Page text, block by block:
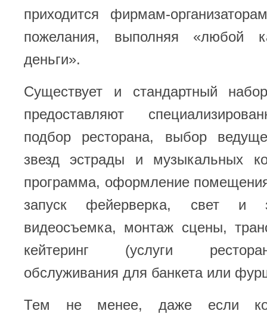
приходится фирмам-
пожелания, выполняя «любой
деньги».
Существует и стандартный
предоставляют
подбор ресторана, выбор
звезд эстрады и музыкальных
программа, оформление
запуск фейерверка, свет
видеосъемка, монтаж сцены,
кейтеринг (услуги
обслуживания для банкета или
Тем не менее, даже если